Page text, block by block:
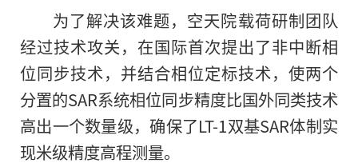
为了解决该难题，空天院载荷研制团队
经过技术攻关，在国际首次提出了非中断相
位同步技术，并结合相位定标技术，使两个
分置的SAR系统相位同步精度比国外同类技术
高出一个数量级，确保了LT-1双基SAR体制实
现米级精度高程测量。